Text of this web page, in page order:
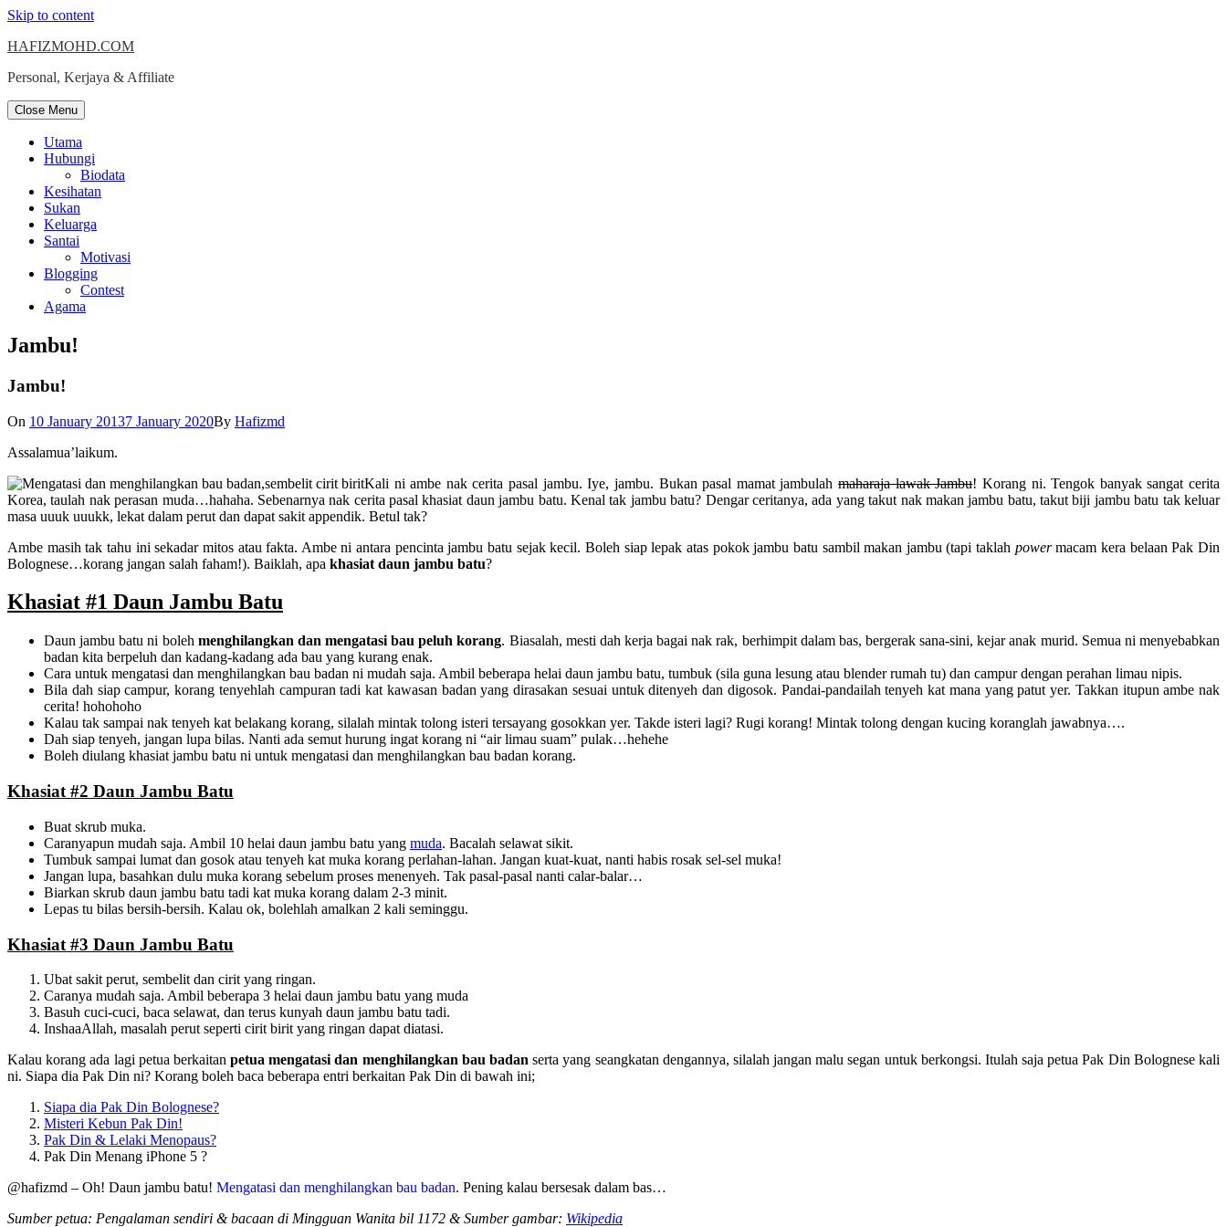
Skip to content
HAFIZMOHD.COM
Personal, Kerjaya & Affiliate
Close Menu
Utama
Hubungi
Biodata
Kesihatan
Sukan
Keluarga
Santai
Motivasi
Blogging
Contest
Agama
Jambu!
Jambu!
On 10 January 20137 January 2020By Hafizmd
Assalamua’laikum.
Kali ni ambe nak cerita pasal jambu. Iye, jambu. Bukan pasal mamat jambulahmaharaja lawak Jambu! Korang ni. Tengok banyak sangat cerita
Korea, taulah nak perasan muda…hahaha. Sebenarnya nak cerita pasal khasiat daun jambu batu. Kenal tak jambu batu? Dengar ceritanya, ada yang takut nak makan jambu batu, takut biji jambu batu tak keluar
masa uuuk uuukk, lekat dalam perut dan dapat sakit appendik. Betul tak?
Ambe masih tak tahu ini sekadar mitos atau fakta. Ambe ni antara pencinta jambu batu sejak kecil. Boleh siap lepak atas pokok jambu batu sambil makan jambu (tapi taklah powermacam kera belaan Pak Din
Bolognese…korang jangan salah faham!). Baiklah, apa khasiat daun jambu batu?
Khasiat #1 Daun Jambu Batu
Daun jambu batu ni boleh menghilangkan dan mengatasi bau peluh korang. Biasalah, mesti dah kerja bagai nak rak, berhimpit dalam bas, bergerak sana-sini, kejar anak murid. Semua ni menyebabkan
badan kita berpeluh dan kadang-kadang ada bau yang kurang enak.
Cara untuk mengatasi dan menghilangkan bau badan ni mudah saja. Ambil beberapa helai daun jambu batu, tumbuk (sila guna lesung atau blender rumah tu) dan campur dengan perahan limau nipis.
Bila dah siap campur, korang tenyehlah campuran tadi kat kawasan badan yang dirasakan sesuai untuk ditenyeh dan digosok. Pandai-pandailah tenyeh kat mana yang patut yer. Takkan itupun ambe nak
cerita! hohohoho
Kalau tak sampai nak tenyeh kat belakang korang, silalah mintak tolong isteri tersayang gosokkan yer. Takde isteri lagi? Rugi korang! Mintak tolong dengan kucing koranglah jawabnya….
Dah siap tenyeh, jangan lupa bilas. Nanti ada semut hurung ingat korang ni “air limau suam” pulak…hehehe
Boleh diulang khasiat jambu batu ni untuk mengatasi dan menghilangkan bau badan korang.
Khasiat #2 Daun Jambu Batu
Buat skrub muka.
Caranyapun mudah saja. Ambil 10 helai daun jambu batu yang muda. Bacalah selawat sikit.
Tumbuk sampai lumat dan gosok atau tenyeh kat muka korang perlahan-lahan. Jangan kuat-kuat, nanti habis rosak sel-sel muka!
Jangan lupa, basahkan dulu muka korang sebelum proses menenyeh. Tak pasal-pasal nanti calar-balar…
Biarkan skrub daun jambu batu tadi kat muka korang dalam 2-3 minit.
Lepas tu bilas bersih-bersih. Kalau ok, bolehlah amalkan 2 kali seminggu.
Khasiat #3 Daun Jambu Batu
Ubat sakit perut, sembelit dan cirit yang ringan.
Caranya mudah saja. Ambil beberapa 3 helai daun jambu batu yang muda
Basuh cuci-cuci, baca selawat, dan terus kunyah daun jambu batu tadi.
InshaaAllah, masalah perut seperti cirit birit yang ringan dapat diatasi.
Kalau korang ada lagi petua berkaitanpetua mengatasi dan menghilangkan bau badan serta yang seangkatan dengannya, silalah jangan malu segan untuk berkongsi. Itulah saja petua Pak Din Bolognese kali
ni. Siapa dia Pak Din ni? Korang boleh baca beberapa entri berkaitan Pak Din di bawah ini;
Siapa dia Pak Din Bolognese?
Misteri Kebun Pak Din!
Pak Din & Lelaki Menopaus?
Pak Din Menang iPhone 5 ?
@hafizmd – Oh! Daun jambu batu! Mengatasi dan menghilangkan bau badan. Pening kalau bersesak dalam bas…
Sumber petua: Pengalaman sendiri & bacaan di Mingguan Wanita bil 1172 & Sumber gambar: Wikipedia